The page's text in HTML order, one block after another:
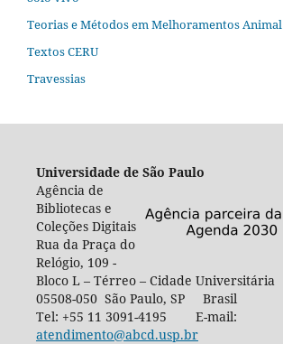
Teorias e Métodos em Melhoramentos Animal
Textos CERU
Travessias
Universidade de São Paulo
Agência de
Bibliotecas e
Coleções Digitais
Rua da Praça do
Relógio, 109 -
Bloco L – Térreo – Cidade Universitária
05508-050 São Paulo, SP Brasil
Tel: +55 11 3091-4195 E-mail:
atendimento@abcd.usp.br